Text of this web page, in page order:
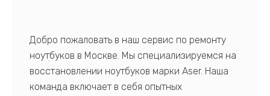
Добро пожаловать в наш сервис по ремонту
ноутбуков в Москве. Мы специализируемся на
восстановлении ноутбуков марки Aser. Наша
команда включает в себя опытных